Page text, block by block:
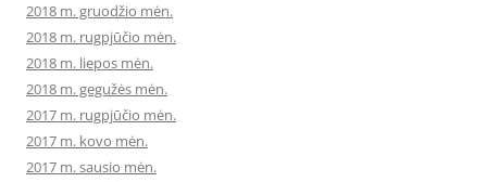
2018 m. gruodžio mėn.
2018 m. rugpjūčio mėn.
2018 m. liepos mėn.
2018 m. gegužės mėn.
2017 m. rugpjūčio mėn.
2017 m. kovo mėn.
2017 m. sausio mėn.